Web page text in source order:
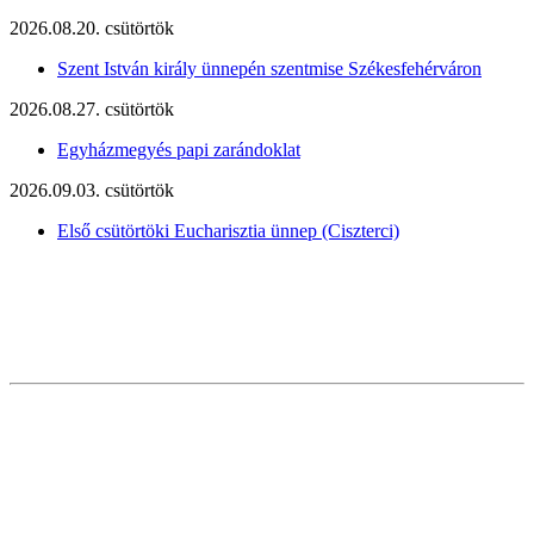
2026.08.20. csütörtök
Szent István király ünnepén szentmise Székesfehérváron
2026.08.27. csütörtök
Egyházmegyés papi zarándoklat
2026.09.03. csütörtök
Első csütörtöki Eucharisztia ünnep (Ciszterci)